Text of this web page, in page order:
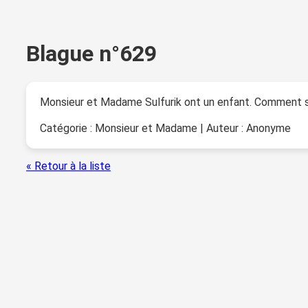
Blague n°629
Monsieur et Madame Sulfurik ont un enfant. Comment
Catégorie : Monsieur et Madame | Auteur : Anonyme
« Retour à la liste